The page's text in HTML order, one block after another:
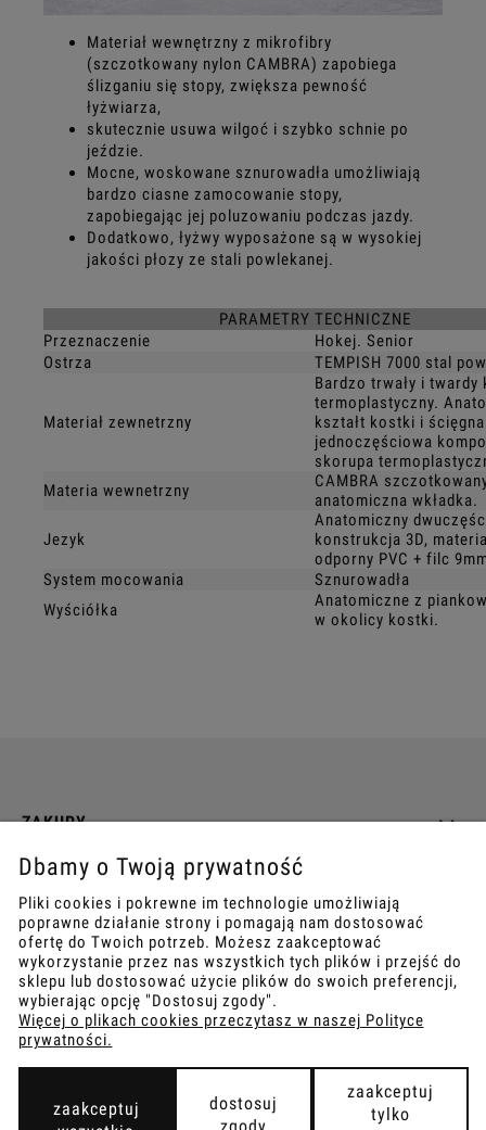
Materiał wewnętrzny z mikrofibry
(szczotkowany nylon CAMBRA) zapobiega
ślizganiu się stopy, zwiększa pewność
łyżwiarza,
skutecznie usuwa wilgoć i szybko schnie po
jeździe.
Mocne, woskowane sznurowadła umożliwiają
bardzo ciasne zamocowanie stopy,
zapobiegając jej poluzowaniu podczas jazdy.
Dodatkowo, łyżwy wyposażone są w wysokiej
jakości płozy ze stali powlekanej.
PARAMETRY TECHNICZNE
Przeznaczenie
Hokej. Senior
Ostrza
TEMPISH 7000 stal
Materiał zewnetrzny
Bardzo trwały i twardy
termoplastyczny.
kształt kostki i
jednoczęściowa
skorupa
Materia wewnetrzny
CAMBRA
anatomiczna wkładka.
Jezyk
Anatomiczny
konstrukcja 3D,
odporny PVC + filc
System mocowania
Sznurowadła
Wyściółka
Anatomiczne z
w okolicy kostki.
ZAKUPY
INFO
REGULAMINY
COPYRIGHT © 2021
TEMPISH.WYKONANIE:BOMBARDIER.PRO
Dbamy o Twoją prywatność
Pliki cookies i pokrewne im technologie umożliwiają
poprawne działanie strony i pomagają nam dostosować
ofertę do Twoich potrzeb. Możesz zaakceptować
wykorzystanie przez nas wszystkich tych plików i przejść do
sklepu lub dostosować użycie plików do swoich preferencji,
wybierając opcję "Dostosuj zgody".
Więcej o plikach cookies przeczytasz w naszej Polityce
prywatności.
zaakceptuj
tylko
dostosuj
zgody
zaakceptuj